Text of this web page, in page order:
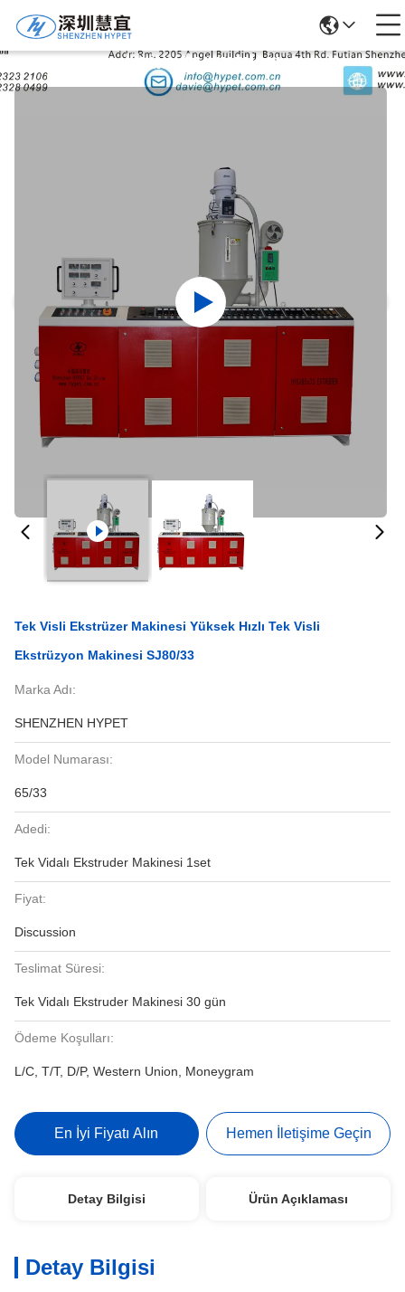
Ürün Ayrıntıları
Tek Visli Ekstrüzer Makinesi Yüksek Hızlı Tek Visli
Ekstrüzyon Makinesi SJ80/33
Marka Adı:
SHENZHEN HYPET
Model Numarası:
65/33
Adedi:
Tek Vidalı Ekstruder Makinesi 1set
Fiyat:
Discussion
Teslimat Süresi:
Tek Vidalı Ekstruder Makinesi 30 gün
Ödeme Koşulları:
L/C, T/T, D/P, Western Union, Moneygram
En İyi Fiyatı Alın Hemen İletişime Geçin
Detay Bilgisi Ürün Açıklaması
Detay Bilgisi